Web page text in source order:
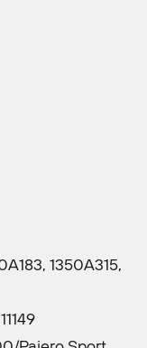
1350A315,